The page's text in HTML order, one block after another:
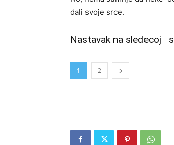
dali svoje srce.
Nastavak na sledecoj
1 2